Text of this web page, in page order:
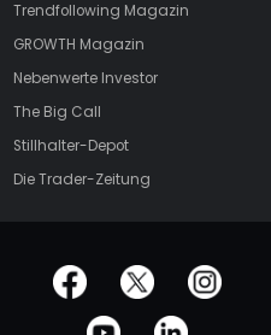
Trendfollowing Magazin
GROWTH Magazin
Nebenwerte Investor
The Big Call
Stillhalter-Depot
Die Trader-Zeitung
offizielle Social Media-Accounts